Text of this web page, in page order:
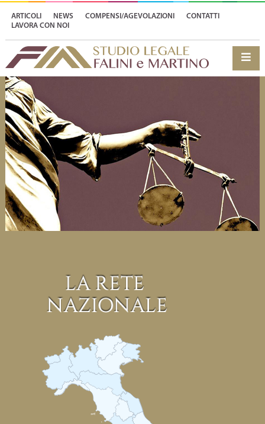
ARTICOLI NEWS COMPENSI/AGEVOLAZIONI
CONTATTI
LAVORA CON NOI